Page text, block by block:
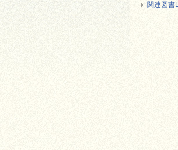
関連図書
.